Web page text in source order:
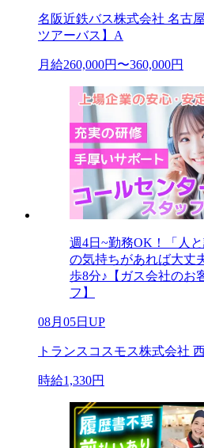
名阪近鉄バス株式会社 名古
ツアーバス】A
月給260,000円〜360,000円
週4日~勤務OK！「人
の気持ちがあれば大丈
歩8分♪【ガス会社のお
フ】
08月05日UP
トランスコスモス株式会社
時給1,330円